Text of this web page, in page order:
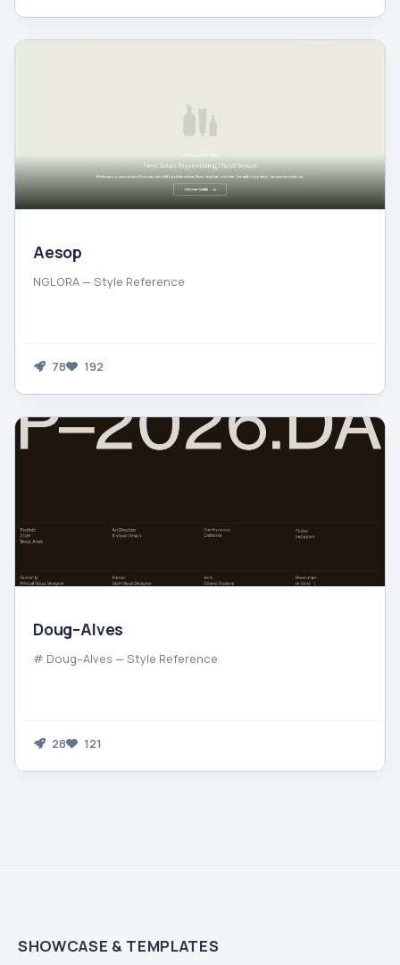
Aesop
NGLORA — Style Reference
78 192
Doug–Alves
# Doug–Alves — Style Reference
28 121
SHOWCASE & TEMPLATES